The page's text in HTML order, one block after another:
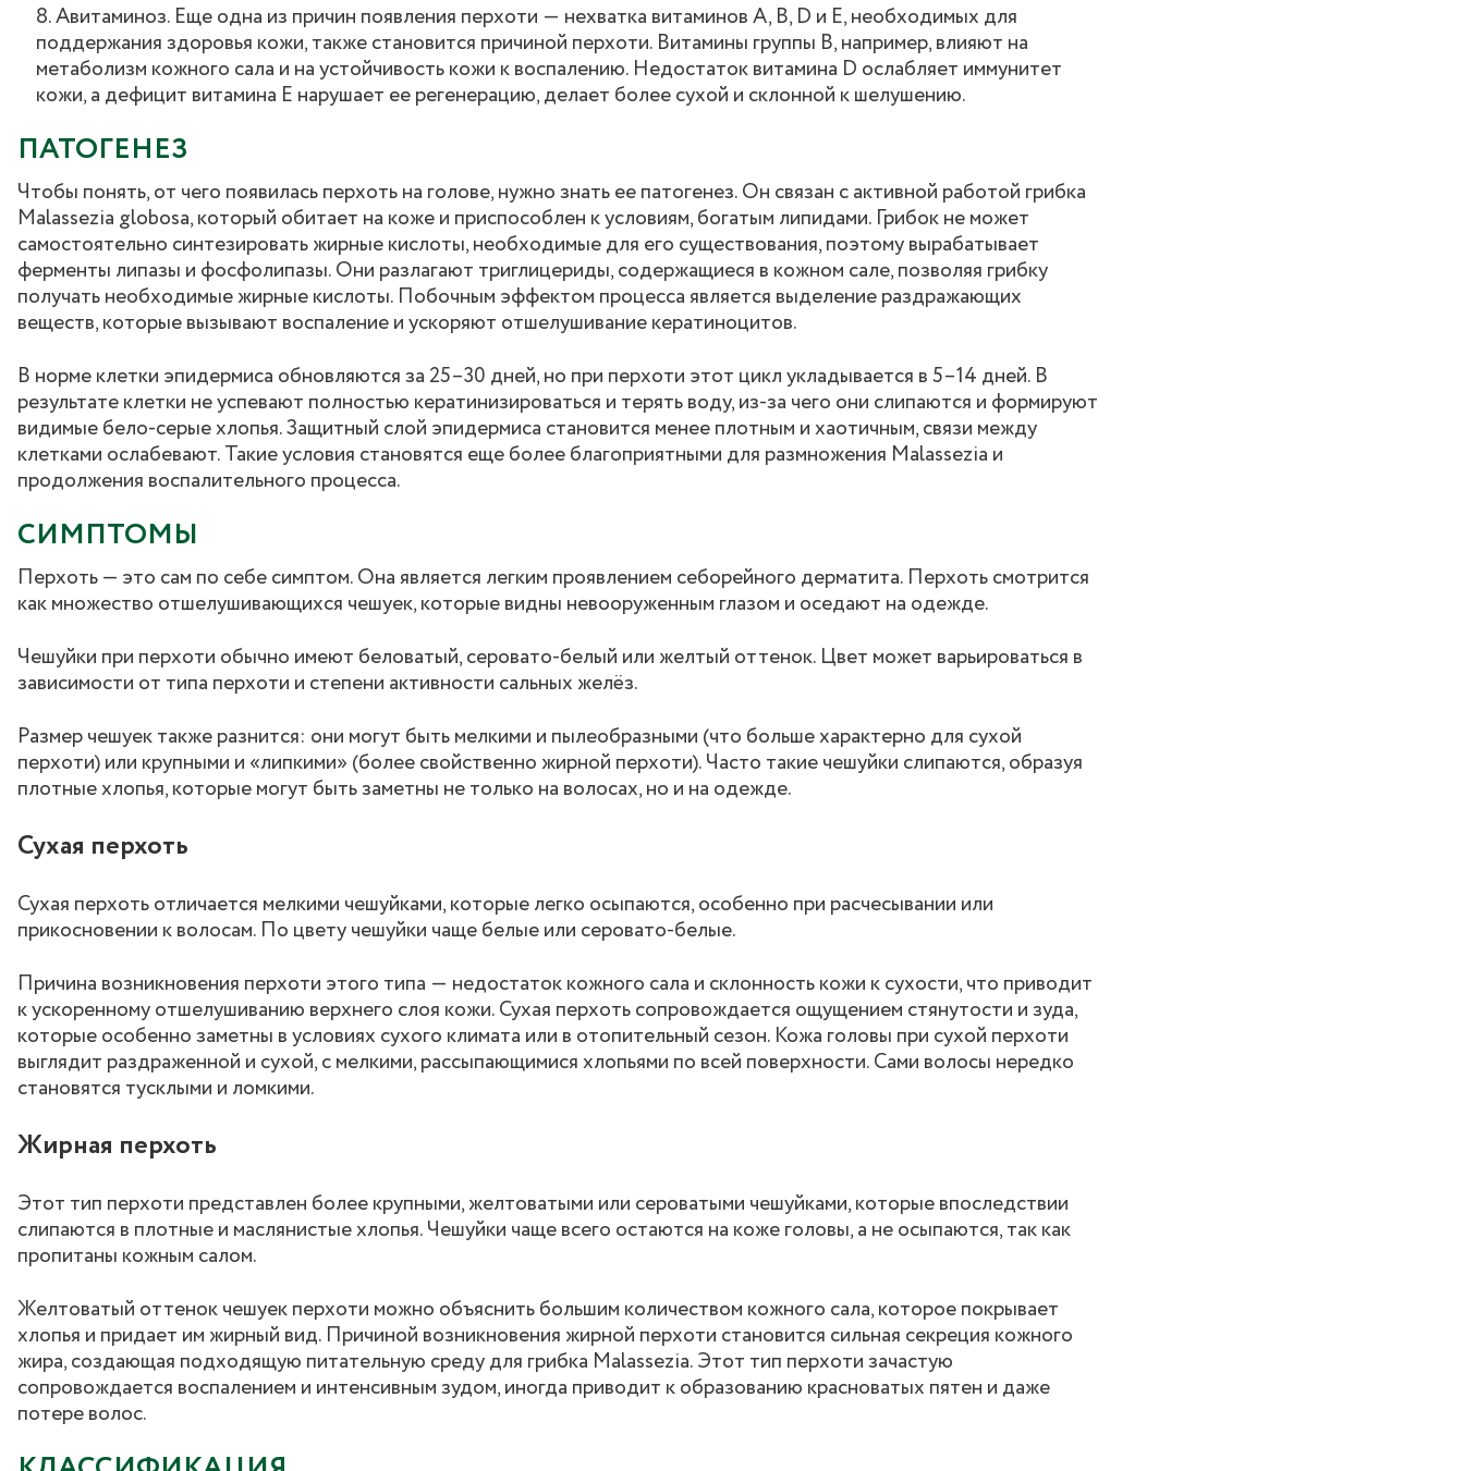
Авитаминоз. Еще одна из причин появления перхоти ― нехватка витаминов A, B, D и E, необходимых для
поддержания здоровья кожи, также становится причиной перхоти. Витамины группы B, например, влияют на
метаболизм кожного сала и на устойчивость кожи к воспалению. Недостаток витамина D ослабляет иммунитет
кожи, а дефицит витамина E нарушает ее регенерацию, делает более сухой и склонной к шелушению.
ПАТОГЕНЕЗ
Чтобы понять, от чего появилась перхоть на голове, нужно знать ее патогенез. Он связан с активной работой грибка
Malassezia globosa, который обитает на коже и приспособлен к условиям, богатым липидами. Грибок не может
самостоятельно синтезировать жирные кислоты, необходимые для его существования, поэтому вырабатывает
ферменты липазы и фосфолипазы. Они разлагают триглицериды, содержащиеся в кожном сале, позволяя грибку
получать необходимые жирные кислоты. Побочным эффектом процесса является выделение раздражающих
веществ, которые вызывают воспаление и ускоряют отшелушивание кератиноцитов.
В норме клетки эпидермиса обновляются за 25–30 дней, но при перхоти этот цикл укладывается в 5–14 дней. В
результате клетки не успевают полностью кератинизироваться и терять воду, из-за чего они слипаются и формируют
видимые бело-серые хлопья. Защитный слой эпидермиса становится менее плотным и хаотичным, связи между
клетками ослабевают. Такие условия становятся еще более благоприятными для размножения Malassezia и
продолжения воспалительного процесса.
СИМПТОМЫ
Перхоть — это сам по себе симптом. Она является легким проявлением себорейного дерматита. Перхоть смотрится
как множество отшелушивающихся чешуек, которые видны невооруженным глазом и оседают на одежде.
Чешуйки при перхоти обычно имеют беловатый, серовато-белый или желтый оттенок. Цвет может варьироваться в
зависимости от типа перхоти и степени активности сальных желёз.
Размер чешуек также разнится: они могут быть мелкими и пылеобразными (что больше характерно для сухой
перхоти) или крупными и «липкими» (более свойственно жирной перхоти). Часто такие чешуйки слипаются, образуя
плотные хлопья, которые могут быть заметны не только на волосах, но и на одежде.
Сухая перхоть
Сухая перхоть отличается мелкими чешуйками, которые легко осыпаются, особенно при расчесывании или
прикосновении к волосам. По цвету чешуйки чаще белые или серовато-белые.
Причина возникновения перхоти этого типа ― недостаток кожного сала и склонность кожи к сухости, что приводит
к ускоренному отшелушиванию верхнего слоя кожи. Сухая перхоть сопровождается ощущением стянутости и зуда,
которые особенно заметны в условиях сухого климата или в отопительный сезон. Кожа головы при сухой перхоти
выглядит раздраженной и сухой, с мелкими, рассыпающимися хлопьями по всей поверхности. Сами волосы нередко
становятся тусклыми и ломкими.
Жирная перхоть
Этот тип перхоти представлен более крупными, желтоватыми или сероватыми чешуйками, которые впоследствии
слипаются в плотные и маслянистые хлопья. Чешуйки чаще всего остаются на коже головы, а не осыпаются, так как
пропитаны кожным салом.
Желтоватый оттенок чешуек перхоти можно объяснить большим количеством кожного сала, которое покрывает
хлопья и придает им жирный вид. Причиной возникновения жирной перхоти становится сильная секреция кожного
жира, создающая подходящую питательную среду для грибка Malassezia. Этот тип перхоти зачастую
сопровождается воспалением и интенсивным зудом, иногда приводит к образованию красноватых пятен и даже
потере волос.